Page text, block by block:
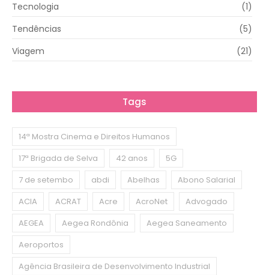
Tecnologia
(1)
Tendências
(5)
Viagem
(21)
Tags
14ª Mostra Cinema e Direitos Humanos
17ª Brigada de Selva
42 anos
5G
7 de setembo
abdi Abelhas
Abono Salarial
ACIA
ACRAT Acre AcroNet
Advogado
AEGEA
Aegea Rondônia
Aegea Saneamento
Aeroportos
Agência Brasileira de Desenvolvimento Industrial